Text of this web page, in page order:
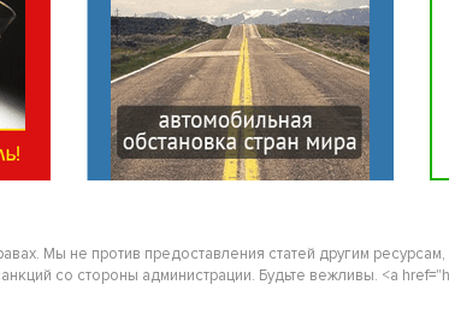
Мы не против предоставления статей другим
со стороны администрации. Будьте вежливы. <a